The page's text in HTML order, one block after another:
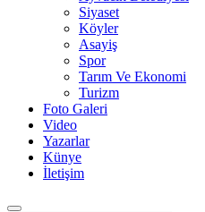
Siyaset
Köyler
Asayiş
Spor
Tarım Ve Ekonomi
Turizm
Foto Galeri
Video
Yazarlar
Künye
İletişim